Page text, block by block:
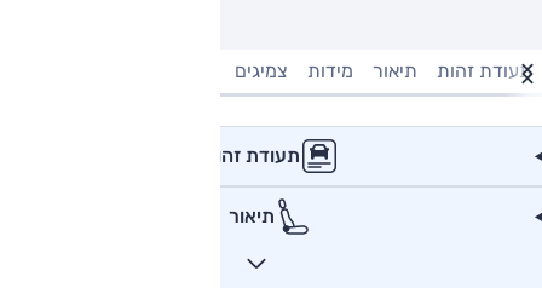
תעודת זהות תיאור מידות צמיגים
תעודת זהות
תיאור